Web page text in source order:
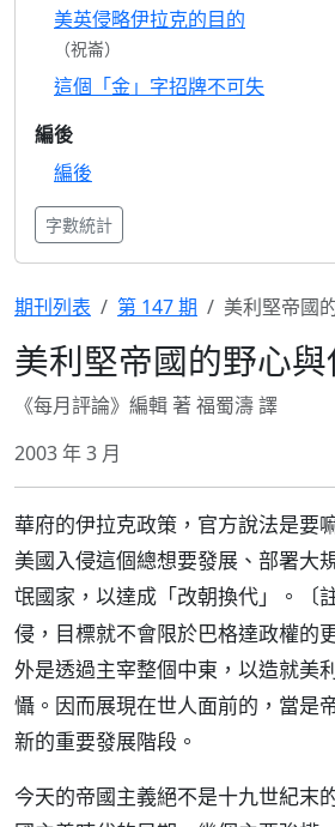
美英侵略伊拉克的目的
（祝崙）
這個「金」字招牌不可失
編後
編後
字數統計
期刊列表 第 147 期 美利堅帝國
美利堅帝國的野心
《每月評論》編輯 著 福蜀濤 譯
2003 年 3 月
華府的伊拉克政策，官方說法是要
美國入侵這個總想要發展、部署大
氓國家，以達成「改朝換代」。
〔
侵，目標就不會限於巴格達政權的
外是透過主宰整個中東，以造就美
懾。因而展現在世人面前的，當是
新的重要發展階段。
今天的帝國主義絕不是十九世紀末